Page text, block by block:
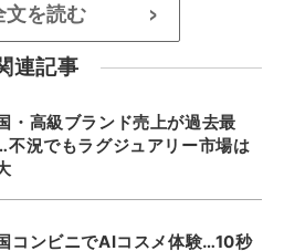
文を読む >
連記事
・高級ブランド売上が過去最
不況でもラグジュアリー市場は
コンビニでAIコスメ体験…10秒